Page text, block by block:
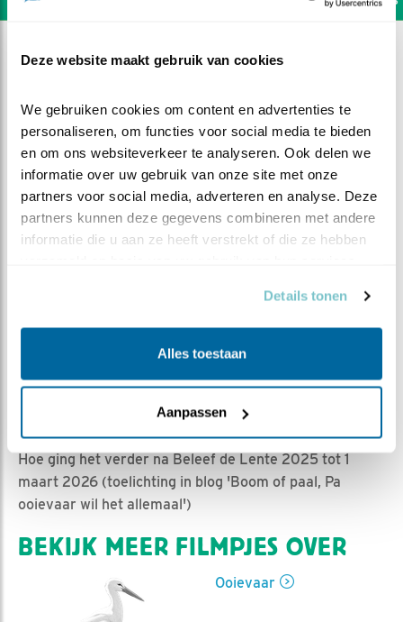
Deze website maakt gebruik van cookies
We gebruiken cookies om content en advertenties te
personaliseren, om functies voor social media te bieden
en om ons websiteverkeer te analyseren. Ook delen we
informatie over uw gebruik van onze site met onze
partners voor social media, adverteren en analyse. Deze
partners kunnen deze gegevens combineren met andere
informatie die u aan ze heeft verstrekt of die ze hebben
Details tonen
Alles toestaan
Aanpassen
Terugblik ooievaars 2025
Titia Bijwaard | Geplaatst op 2 maart 2026, 17:30 |
Hoe ging het verder na Beleef de Lente 2025 tot 1
maart 2026 (toelichting in blog 'Boom of paal, Pa
ooievaar wil het allemaal')
BEKIJK MEER FILMPJES OVER
Ooievaar